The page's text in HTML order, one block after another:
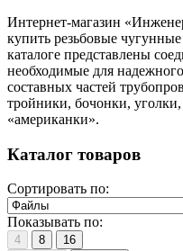
Интернет-магазин
купить резьбовые
каталоге представлены
необходимые для
составных частей
тройники, бочонки,
«американки».
Каталог товаров
Сортировать по:
Показывать по:
4 8
16